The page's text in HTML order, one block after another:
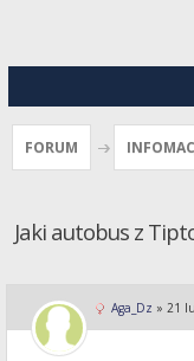
FORUM
Jaki autobus z
Aga_Dz » 21